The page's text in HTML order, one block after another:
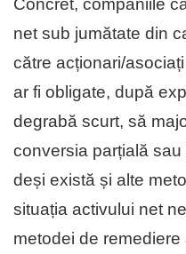
Concret, companiile
net sub jumătate din
către acționari/
ar fi obligate, după
degrabă scurt, să
conversia parțială
deși există și alte
situația activului net
metodei de